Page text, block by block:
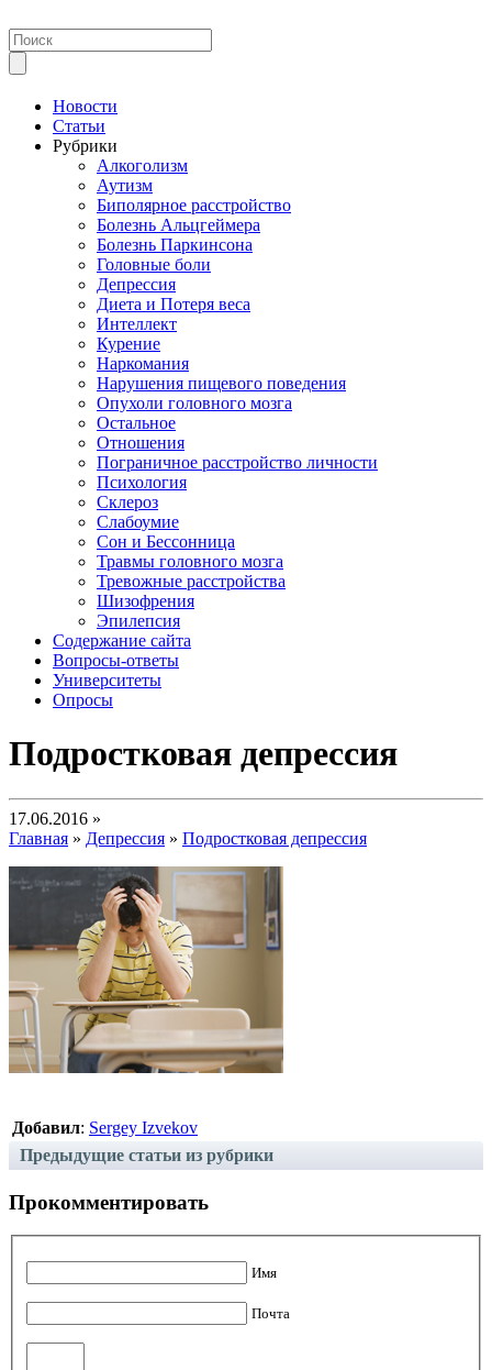
Новости
Статьи
Рубрики
Алкоголизм
Аутизм
Биполярное расстройство
Болезнь Альцгеймера
Болезнь Паркинсона
Головные боли
Депрессия
Диета и Потеря веса
Интеллект
Курение
Наркомания
Нарушения пищевого поведения
Опухоли головного мозга
Остальное
Отношения
Пограничное расстройство личности
Психология
Склероз
Слабоумие
Сон и Бессонница
Травмы головного мозга
Тревожные расстройства
Шизофрения
Эпилепсия
Содержание сайта
Вопросы-ответы
Университеты
Опросы
Подростковая депрессия
17.06.2016 »
Главная » Депрессия » Подростковая депрессия
Добавил: Sergey Izvekov
Предыдущие статьи из рубрики
Прокомментировать
Имя
Почта